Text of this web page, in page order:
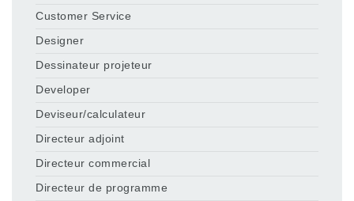
Customer Service
Designer
Dessinateur projeteur
Developer
Deviseur/calculateur
Directeur adjoint
Directeur commercial
Directeur de programme